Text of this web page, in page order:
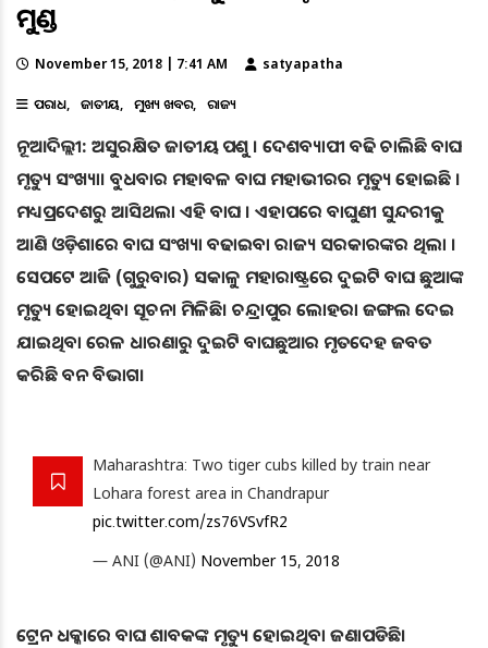
ମୁଣ୍ଡ
November 15, 2018 | 7:41 AM satyapatha
ଅପରାଧ ଜାତୀୟ ମୁଖ୍ୟ ଖବର ରାଜ୍ୟ
ନୂଆଦିଲ୍ଲୀ: ଅସୁରକ୍ଷିତ ଜାତୀୟ ପଶୁ । ଦେଶବ୍ୟାପୀ ବଢି ଚାଲିଛି ବାଘ
ମୃତ୍ୟୁ ସଂଖ୍ୟା। ବୁଧବାର ମହାବଳ ବାଘ ମହାଭୀରର ମୃତ୍ୟୁ ହୋଇଛି ।
ମଧ୍ୟପ୍ରଦେଶରୁ ଆସିଥଲା ଏହି ବାଘ । ଏହାପରେ ବାଘୁଣୀ ସୁନ୍ଦରୀକୁ
ଆଣି ଓଡ଼ିଶାରେ ବାଘ ସଂଖ୍ୟା ବଢାଇବା ରାଜ୍ୟ ସରକାରଙ୍କର ଥିଲା ।
ସେପଟେ ଆଜି (ଗୁରୁବାର) ସକାଳୁ ମହାରାଷ୍ଟ୍ରରେ ଦୁଇଟି ବାଘ ଛୁଆଙ୍କ
ମୃତ୍ୟୁ ହୋଇଥିବା ସୂଚନା ମିଳିଛି। ଚନ୍ଦ୍ରାପୁର ଲୋହରା ଜଙ୍ଗଲ ଦେଇ
ଯାଇଥିବା ରେଳ ଧାରଣାରୁ ଦୁଇଟି ବାଘଛୁଆର ମୃତଦେହ ଜବତ
କରିଛି ବନ ବିଭାଗ।
Maharashtra: Two tiger cubs killed by train near
Lohara forest area in Chandrapur
pic.twitter.com/zs76VSvfR2
— ANI (@ANI) November 15, 2018
ଟ୍ରେନ ଧକ୍କାରେ ବାଘ ଶାବକଙ୍କ ମୃତ୍ୟୁ ହୋଇଥିବା ଜଣାପଡିଛି।